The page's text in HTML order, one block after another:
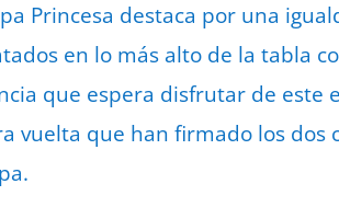
Princesa destaca por una
en lo más alto de la tabla
que espera disfrutar de
vuelta que han firmado los dos